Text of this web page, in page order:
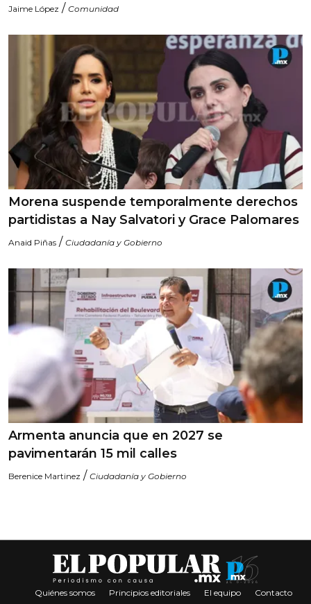
Jaime López / Comunidad
Morena suspende temporalmente derechos
partidistas a Nay Salvatori y Grace Palomares
Anaid Piñas / Ciudadanía y Gobierno
Armenta anuncia que en 2027 se
pavimentarán 15 mil calles
Berenice Martinez / Ciudadanía y Gobierno
Quiénes somos Principios editoriales El equipo Contacto